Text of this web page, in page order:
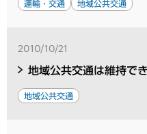
運輸・交通 地域公共交通
2010/10/21
地域公共交通は維持で
地域公共交通